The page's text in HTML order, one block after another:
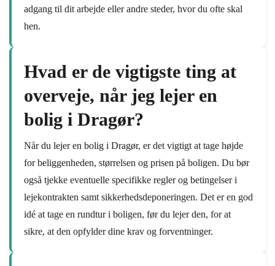
adgang til dit arbejde eller andre steder, hvor du ofte skal
hen.
Hvad er de vigtigste ting at
overveje, når jeg lejer en
bolig i Dragør?
Når du lejer en bolig i Dragør, er det vigtigt at tage højde
for beliggenheden, størrelsen og prisen på boligen. Du bør
også tjekke eventuelle specifikke regler og betingelser i
lejekontrakten samt sikkerhedsdeponeringen. Det er en god
idé at tage en rundtur i boligen, før du lejer den, for at
sikre, at den opfylder dine krav og forventninger.